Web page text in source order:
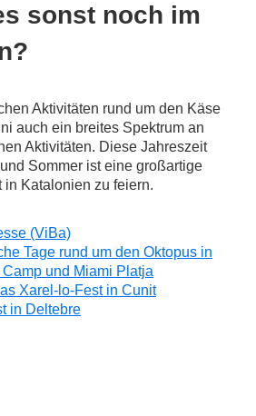
sonst noch im
Aktivitäten rund um den Käse
auch ein breites Spektrum an
Aktivitäten. Diese Jahreszeit
Sommer ist eine großartige
in Katalonien zu feiern.
(ViBa)
Tage rund um den Oktopus in
und Miami Platja
Xarel-lo-Fest in Cunit
in Deltebre